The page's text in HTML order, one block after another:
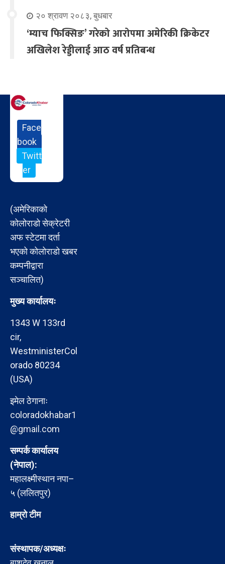
२० श्रावण २०८३, बुधबार
‘म्याच फिक्सिङ’ गरेको आरोपमा अमेरिकी क्रिकेटर
अखिलेश रेड्डीलाई आठ वर्ष प्रतिबन्ध
Face
book
Twitt
er
(अमेरिकाको
कोलोराडो सेक्रेटरी
अफ स्टेटमा दर्ता
भएको कोलोराडो खबर
कम्पनीद्वारा
सञ्चालित)
मुख्य कार्यालयः
1343 W 133rd
cir,
WestministerCol
orado 80234
(USA)
इमेल ठेगानाः
coloradokhabar1
@gmail.com
सम्पर्क कार्यालय
(नेपाल):
महालक्ष्मीस्थान नपा–
५ (ललितपुर)
हाम्रो टीम
संस्थापक/अध्यक्षः